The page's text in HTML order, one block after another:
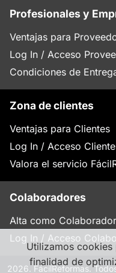
Utilizamos
finalidad de
Profesionales y
Ventajas para
Log In / Acceso
Condiciones de
Zona de clientes
Ventajas para Clientes
Log In / Acceso
Valora el servicio
Colaboradores
Alta como Colaborador
Log In / Acceso
2026. FácilReformas.